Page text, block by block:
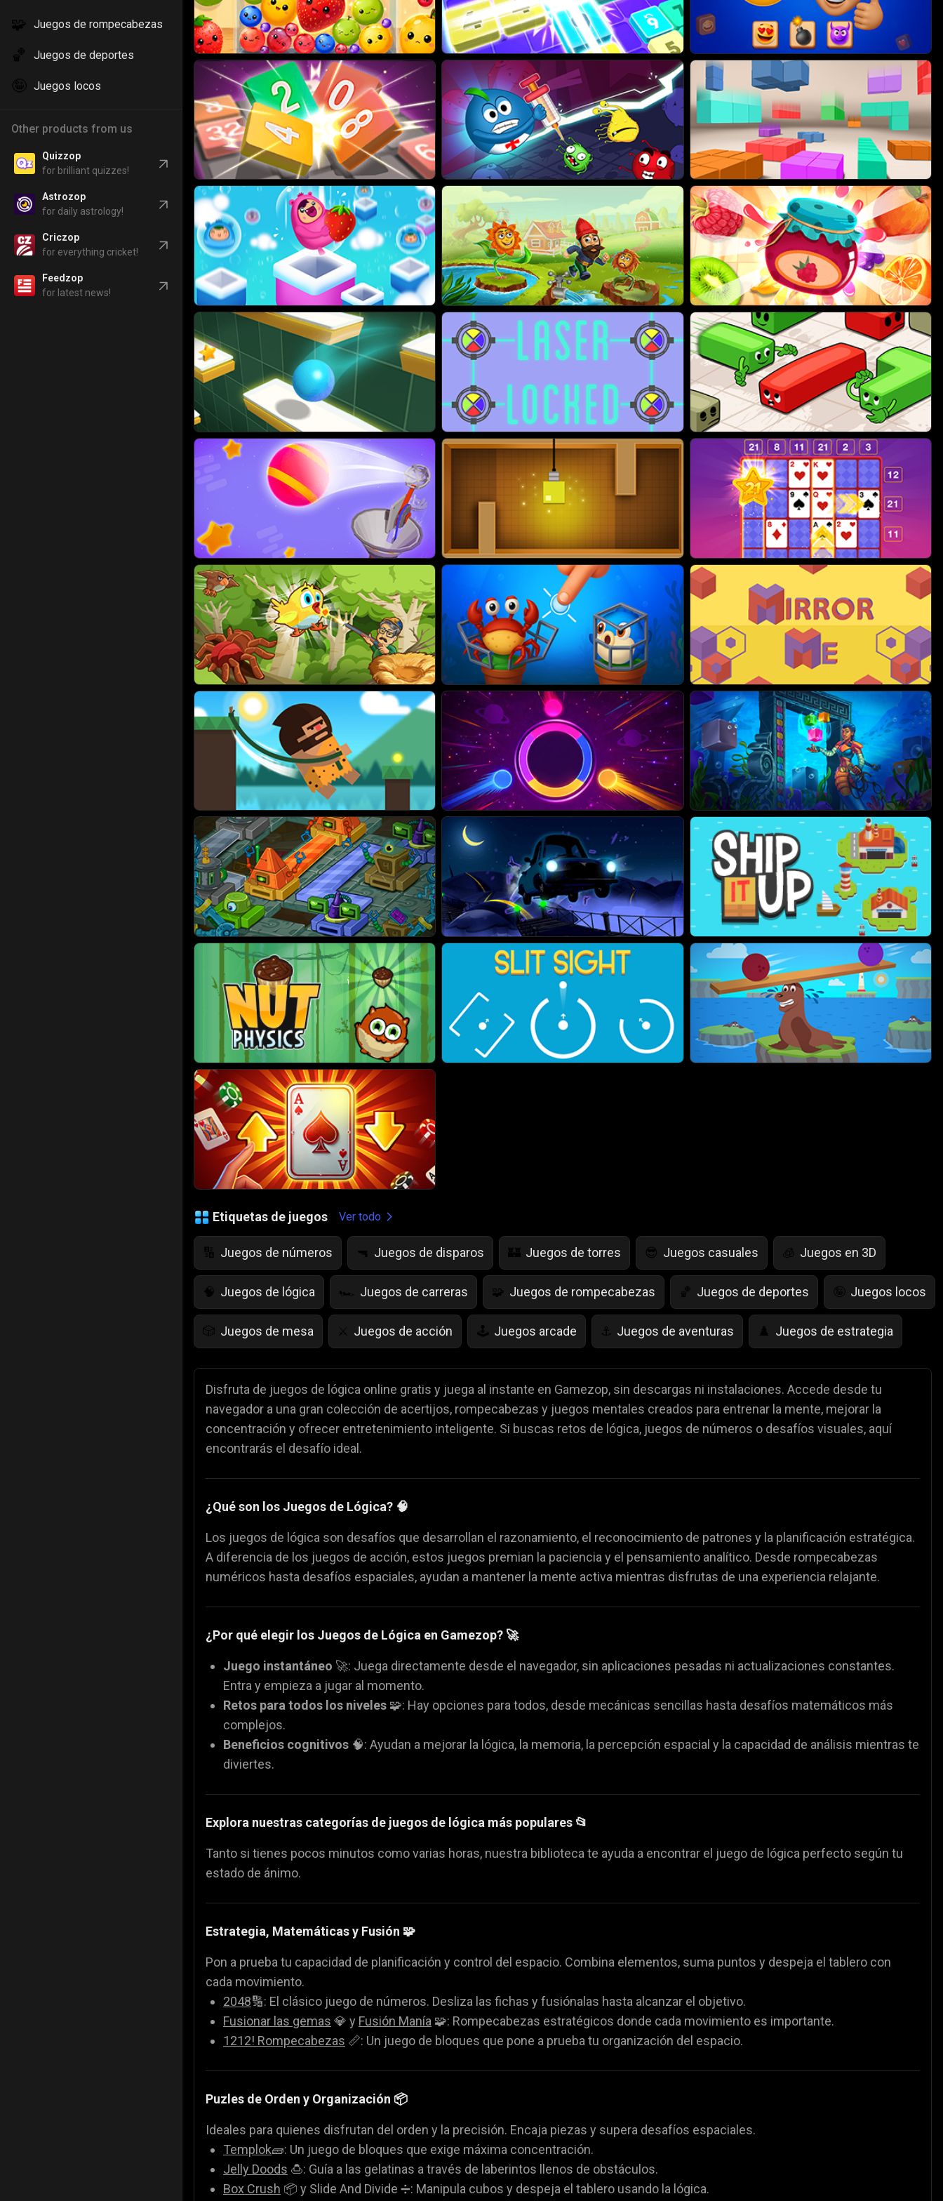
🧩
Juegos de rompecabezas
🏀 Juegos de deportes
🤪 Juegos locos
Other products from us
Quizzop
for brilliant quizzes!
Astrozop
for daily astrology!
Criczop
for everything cricket!
Feedzop
for latest news!
Etiquetas de juegos Ver todo
🔢 Juegos de números 🔫 Juegos de disparos 🏰 Juegos de torres 😎 Juegos casuales 🧊 Juegos en 3D
🧠 Juegos de lógica 🏎️ Juegos de carreras 🧩 Juegos de rompecabezas 🏀 Juegos de deportes 🤪 Juegos locos
🎲 Juegos de mesa ⚔️ Juegos de acción 🕹️ Juegos arcade ⚓ Juegos de aventuras ♟️ Juegos de estrategia
💄 Juegos para niñas 🍇 Juegos de Frutas 💡 juegos de IQ 🌱 Juegos de Simulación de Vida 🤸 Juegos de Saltar
🎨 Juegos de colores 👻 Juegos de Miedo ♠️ Juegos de Cartas 👮 Juegos de Policía 🧮 Juegos de matemáticas
🍕 Juegos de Comida 🚁
Disfruta de juegos de lógica online gratis y juega al instante en Gamezop, sin descargas ni instalaciones. Accede desde tu
navegador a una gran colección de acertijos, rompecabezas y juegos mentales creados para entrenar la mente, mejorar la
concentración y ofrecer entretenimiento inteligente. Si buscas retos de lógica, juegos de números o desafíos visuales, aquí
encontrarás el desafío ideal.
¿Qué son los Juegos de Lógica? 🧠
Los juegos de lógica son desafíos que desarrollan el razonamiento, el reconocimiento de patrones y la planificación estratégica.
A diferencia de los juegos de acción, estos juegos premian la paciencia y el pensamiento analítico. Desde rompecabezas
numéricos hasta desafíos espaciales, ayudan a mantener la mente activa mientras disfrutas de una experiencia relajante.
¿Por qué elegir los Juegos de Lógica en Gamezop? 🚀
Juego instantáneo 🚀: Juega directamente desde el navegador, sin aplicaciones pesadas ni actualizaciones constantes.
Entra y empieza a jugar al momento.
Retos para todos los niveles 🧩: Hay opciones para todos, desde mecánicas sencillas hasta desafíos matemáticos más
complejos.
Beneficios cognitivos 🧠: Ayudan a mejorar la lógica, la memoria, la percepción espacial y la capacidad de análisis mientras te
diviertes.
Explora nuestras categorías de juegos de lógica más populares 📂
Tanto si tienes pocos minutos como varias horas, nuestra biblioteca te ayuda a encontrar el juego de lógica perfecto según tu
estado de ánimo.
Estrategia, Matemáticas y Fusión 🧩
Pon a prueba tu capacidad de planificación y control del espacio. Combina elementos, suma puntos y despeja el tablero con
cada movimiento.
2048🔢: El clásico juego de números. Desliza las fichas y fusiónalas hasta alcanzar el objetivo.
Fusionar las gemas 💎 y Fusión Manía 🧩: Rompecabezas estratégicos donde cada movimiento es importante.
1212! Rompecabezas 📏: Un juego de bloques que pone a prueba tu organización del espacio.
Puzles de Orden y Organización 📦
Ideales para quienes disfrutan del orden y la precisión. Encaja piezas y supera desafíos espaciales.
Templok🧱: Un juego de bloques que exige máxima concentración.
Jelly Doods 🍮: Guía a las gelatinas a través de laberintos llenos de obstáculos.
Box Crush 📦 y Slide And Divide ➗: Manipula cubos y despeja el tablero usando la lógica.